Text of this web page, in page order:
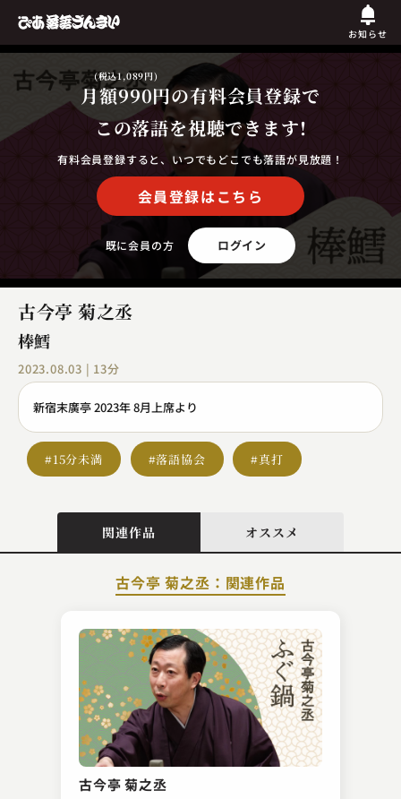
お知らせ
月額990円
(税込1,089円)
の有料会員登録で
この落語を視聴できます!
有料会員登録すると、いつでもどこでも落語が見放題！
会員登録はこちら
既に会員の方 ログイン
古今亭 菊之丞
棒鱈
2023.08.03 | 13分
新宿末廣亭 2023年 8月上席より
#15分未満 #落語協会 #真打
関連作品 オススメ
古今亭 菊之丞：関連作品
古今亭 菊之丞
金原亭 馬生
狸札
2024.10.03 | 12分